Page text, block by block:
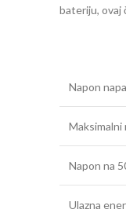
bateriju, ovaj
Napon
Maksimalni
Napon na
Ulazna